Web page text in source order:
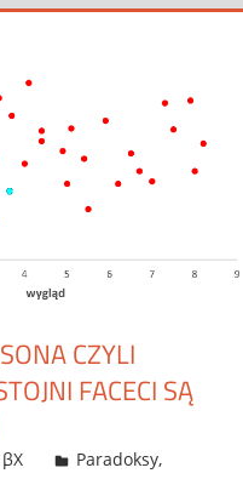
CZYLI
FACECI SĄ
βX Paradoksy,